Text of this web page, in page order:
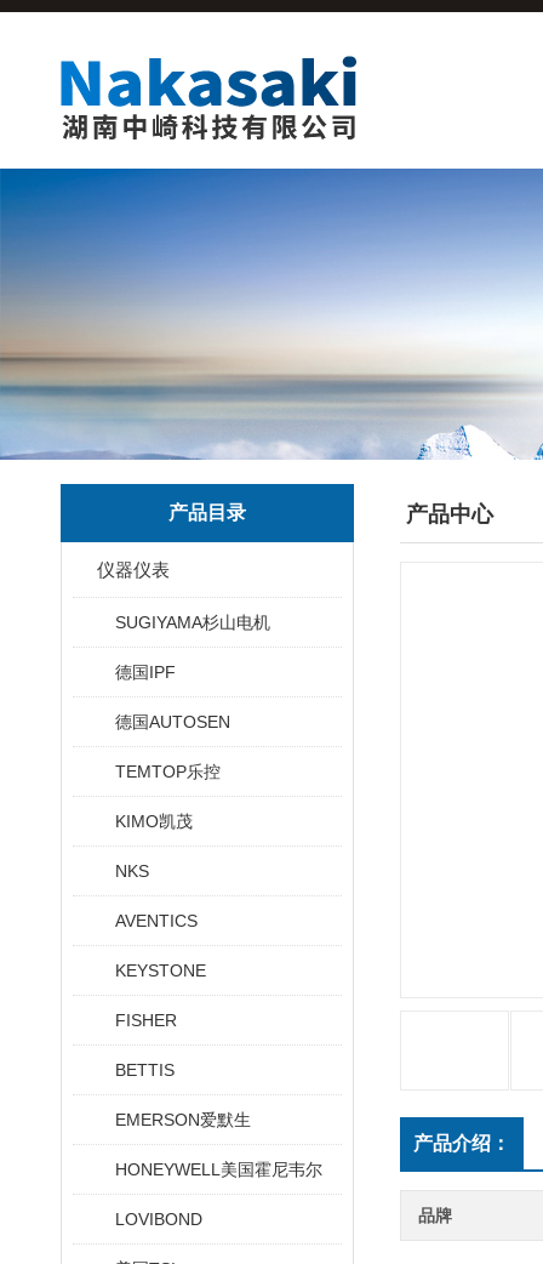
产品目录
仪器仪表
SUGIYAMA杉山电机
德国IPF
德国AUTOSEN
TEMTOP乐控
KIMO凯茂
NKS
AVENTICS
KEYSTONE
FISHER
BETTIS
EMERSON爱默生
HONEYWELL美国霍尼韦尔
LOVIBOND
产品中心
产品介绍：
品牌